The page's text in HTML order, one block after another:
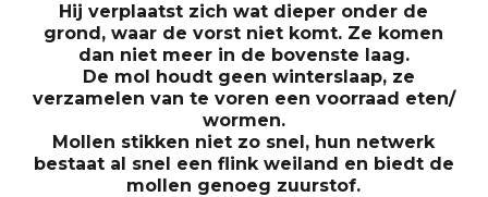
PAARD
KONIJN & KNAAGDIER
NIEUWS
CONTACT
Hij verplaatst zich wat dieper onder de
grond, waar de vorst niet komt. Ze komen
dan niet meer in de bovenste laag.
De mol houdt geen winterslaap, ze
verzamelen van te voren een voorraad eten/
wormen.
Mollen stikken niet zo snel, hun netwerk
bestaat al snel een flink weiland en biedt de
mollen genoeg zuurstof.